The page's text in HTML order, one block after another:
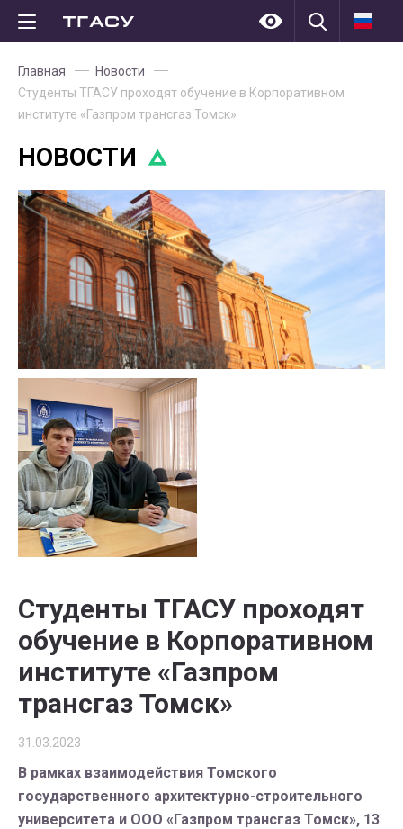
Главная
Новости
Студенты ТГАСУ проходят обучение в Корпоративном
институте «Газпром трансгаз Томск»
НОВОСТИ
Студенты ТГАСУ проходят
обучение в Корпоративном
институте «Газпром
трансгаз Томск»
31.03.2023
В рамках взаимодействия Томского
государственного архитектурно-строительного
университета и ООО «Газпром трансгаз Томск», 13